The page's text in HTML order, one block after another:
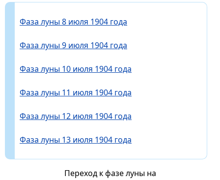
Фаза луны 8 июля 1904 года
Фаза луны 9 июля 1904 года
Фаза луны 10 июля 1904 года
Фаза луны 11 июля 1904 года
Фаза луны 12 июля 1904 года
Фаза луны 13 июля 1904 года
Переход к фазе луны на